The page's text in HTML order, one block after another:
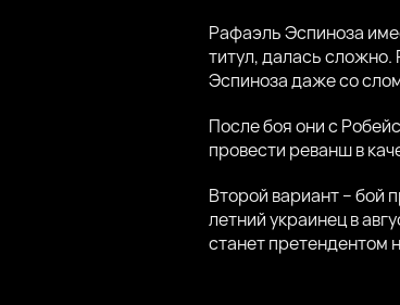
Рафаэль Эспиноза
титул, далась сложно.
Эспиноза даже со
После боя они с
провести реванш в
Второй вариант – бой
летний украинец в
станет претендентом